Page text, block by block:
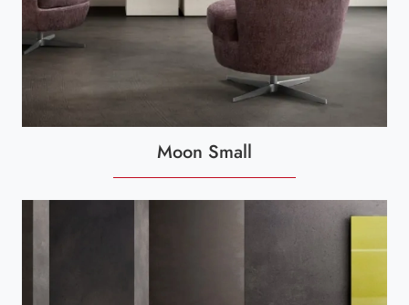
Moon Small